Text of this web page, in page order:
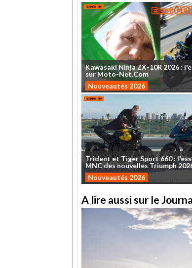
Kawasaki NinjaZX-10R 2026 :
sur Moto-Net.Com
Nouveautés 2026
Trident et TigerSport 660:
MNCdesnouvelles Triumph
Nouveautés 2026
A lire aussi sur le